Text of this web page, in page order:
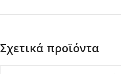
Σχετικά προϊόντα